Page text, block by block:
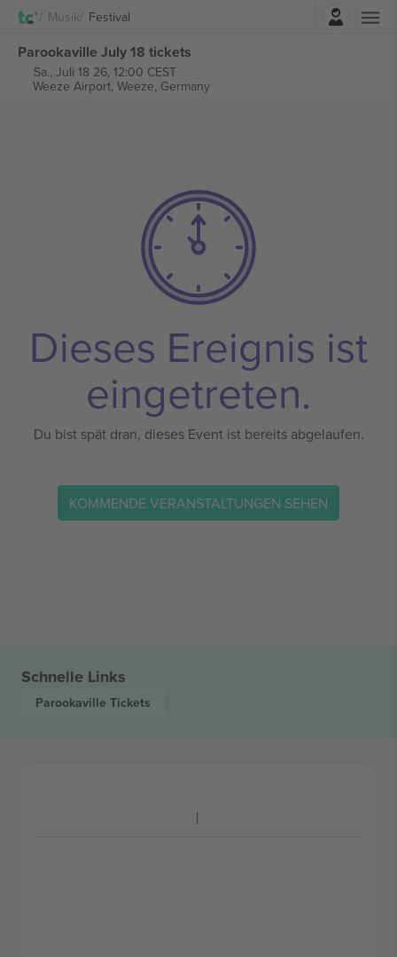
Musik Festival
Parookaville July 18 tickets
Sa., Juli 18 26, 12:00 CEST
Weeze Airport, Weeze, Germany
Dieses Ereignis ist
eingetreten.
Du bist spät dran, dieses Event ist bereits abgelaufen.
KOMMENDE VERANSTALTUNGEN SEHEN
Schnelle Links
Parookaville Tickets